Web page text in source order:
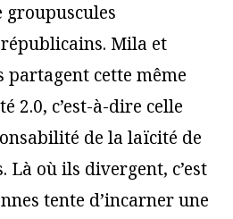
groupuscules
Mila et
partagent cette même
2.0, c’est-à-dire celle
de la laïcité de
Là où ils divergent, c’est
tente d’incarner une